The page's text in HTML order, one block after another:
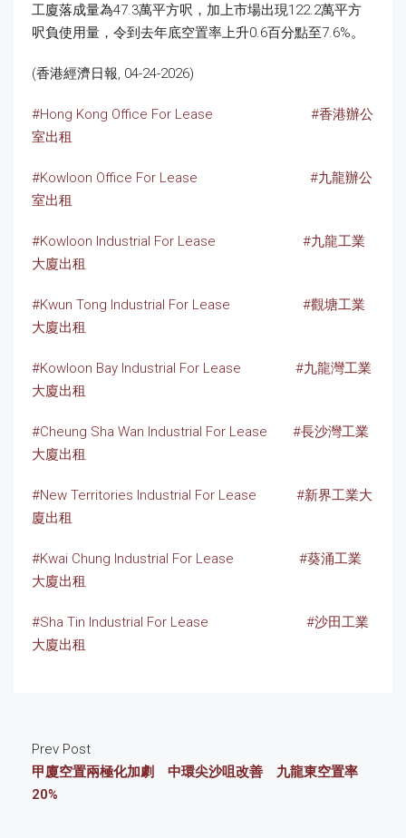
工廈落成量為47.3萬平方呎，加上市場出現122.2萬平方
呎負使用量，令到去年底空置率上升0.6百分點至7.6%。
(香港經濟日報, 04-24-2026)
#Hong Kong Office For Lease
#香港辦公
室出租
#Kowloon Office For Lease
#九龍辦公
室出租
#Kowloon Industrial For Lease
#九龍工業
大廈出租
#Kwun Tong Industrial For Lease
#觀塘工業
大廈出租
#Kowloon Bay Industrial For Lease
#九龍灣工業
大廈出租
#Cheung Sha Wan Industrial For Lease
#長沙灣工業
大廈出租
#New Territories Industrial For Lease
#新界工業大
廈出租
#Kwai Chung Industrial For Lease
#葵涌工業
大廈出租
#Sha Tin Industrial For Lease
#沙田工業
大廈出租
Prev Post
甲廈空置兩極化加劇 中環尖沙咀改善 九龍東空置率
20%